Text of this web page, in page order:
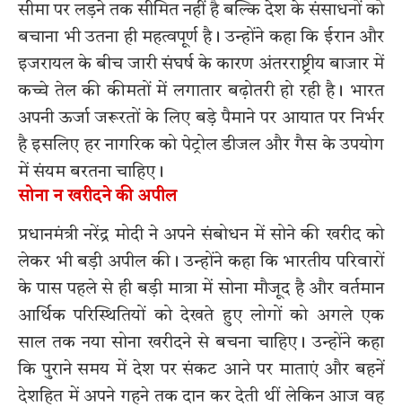
सीमा पर लड़ने तक सीमित नहीं है बल्कि देश के संसाधनों को
बचाना भी उतना ही महत्वपूर्ण है। उन्होंने कहा कि ईरान और
इजरायल के बीच जारी संघर्ष के कारण अंतरराष्ट्रीय बाजार में
कच्चे तेल की कीमतों में लगातार बढ़ोतरी हो रही है। भारत
अपनी ऊर्जा जरूरतों के लिए बड़े पैमाने पर आयात पर निर्भर
है इसलिए हर नागरिक को पेट्रोल डीजल और गैस के उपयोग
में संयम बरतना चाहिए।
सोना न खरीदने की अपील
प्रधानमंत्री नरेंद्र मोदी ने अपने संबोधन में सोने की खरीद को
लेकर भी बड़ी अपील की। उन्होंने कहा कि भारतीय परिवारों
के पास पहले से ही बड़ी मात्रा में सोना मौजूद है और वर्तमान
आर्थिक परिस्थितियों को देखते हुए लोगों को अगले एक
साल तक नया सोना खरीदने से बचना चाहिए। उन्होंने कहा
कि पुराने समय में देश पर संकट आने पर माताएं और बहनें
देशहित में अपने गहने तक दान कर देती थीं लेकिन आज वह